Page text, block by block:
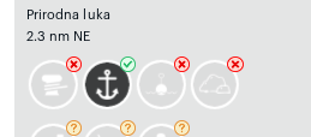
Prirodna luka
2.3 nm NE